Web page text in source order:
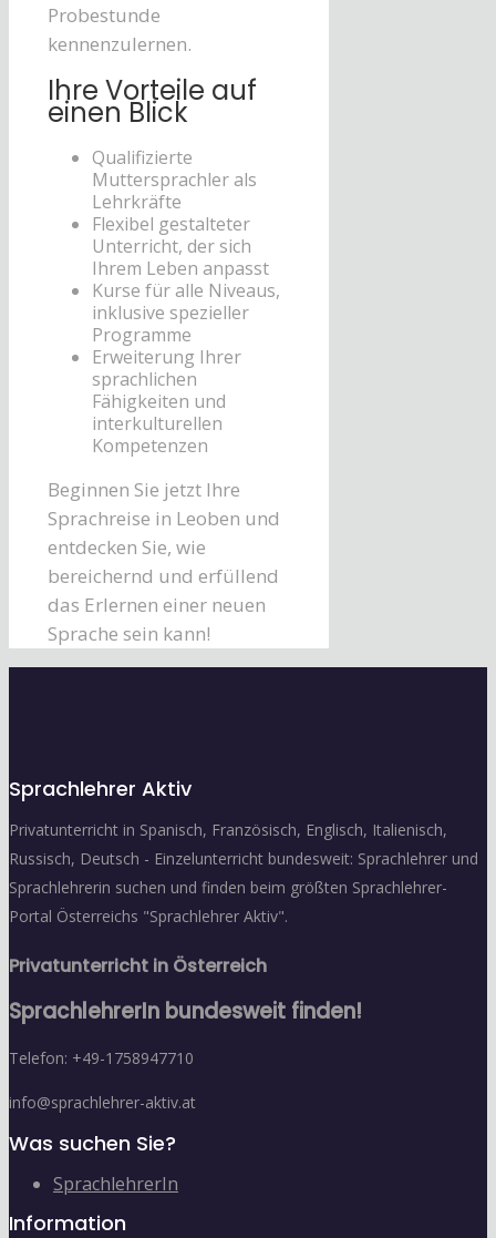
Probestunde
kennenzulernen.
Ihre Vorteile auf
einen Blick
Qualifizierte
Muttersprachler als
Lehrkräfte
Flexibel gestalteter
Unterricht, der sich
Ihrem Leben anpasst
Kurse für alle Niveaus,
inklusive spezieller
Programme
Erweiterung Ihrer
sprachlichen
Fähigkeiten und
interkulturellen
Kompetenzen
Beginnen Sie jetzt Ihre
Sprachreise in Leoben und
entdecken Sie, wie
bereichernd und erfüllend
das Erlernen einer neuen
Sprache sein kann!
Sprachlehrer Aktiv
Privatunterricht in Spanisch, Französisch, Englisch, Italienisch,
Russisch, Deutsch - Einzelunterricht bundesweit: Sprachlehrer und
Sprachlehrerin suchen und finden beim größten Sprachlehrer-
Portal Österreichs "Sprachlehrer Aktiv".
Privatunterricht in Österreich
SprachlehrerIn bundesweit finden!
Telefon: +49-1758947710
info@sprachlehrer-aktiv.at
Was suchen Sie?
SprachlehrerIn
Information